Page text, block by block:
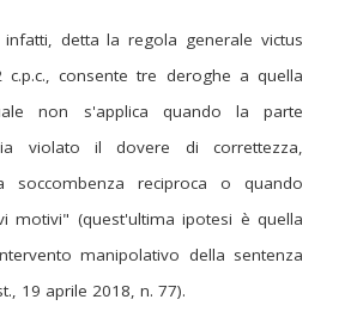
infatti, detta la regola generale victus
c.p.c., consente tre deroghe a quella
non s'applica quando la parte
violato il dovere di correttezza,
soccombenza reciproca o quando
motivi" (quest'ultima ipotesi è quella
manipolativo della sentenza
19 aprile 2018, n. 77).